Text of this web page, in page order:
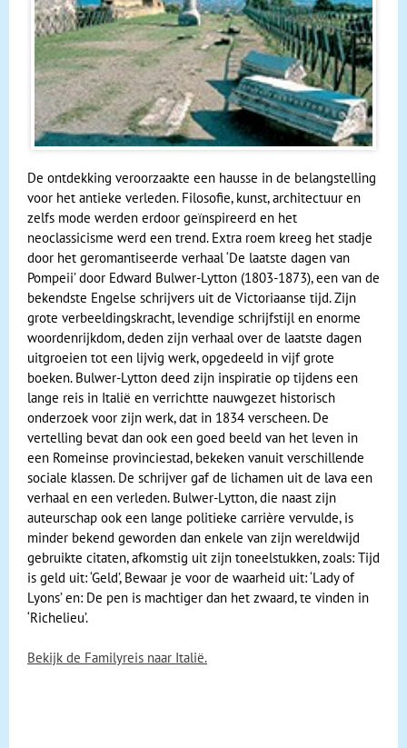
De ontdekking veroorzaakte een hausse in de belangstelling
voor het antieke verleden. Filosofie, kunst, architectuur en
zelfs mode werden erdoor geïnspireerd en het
neoclassicisme werd een trend. Extra roem kreeg het stadje
door het geromantiseerde verhaal ‘De laatste dagen van
Pompeii’ door Edward Bulwer-Lytton (1803-1873), een van de
bekendste Engelse schrijvers uit de Victoriaanse tijd. Zijn
grote verbeeldingskracht, levendige schrijfstijl en enorme
woordenrijkdom, deden zijn verhaal over de laatste dagen
uitgroeien tot een lijvig werk, opgedeeld in vijf grote
boeken. Bulwer-Lytton deed zijn inspiratie op tijdens een
lange reis in Italië en verrichtte nauwgezet historisch
onderzoek voor zijn werk, dat in 1834 verscheen. De
vertelling bevat dan ook een goed beeld van het leven in
een Romeinse provinciestad, bekeken vanuit verschillende
sociale klassen. De schrijver gaf de lichamen uit de lava een
verhaal en een verleden. Bulwer-Lytton, die naast zijn
auteurschap ook een lange politieke carrière vervulde, is
minder bekend geworden dan enkele van zijn wereldwijd
gebruikte citaten, afkomstig uit zijn toneelstukken, zoals: Tijd
is geld uit: ‘Geld’, Bewaar je voor de waarheid uit: ‘Lady of
Lyons’ en: De pen is machtiger dan het zwaard, te vinden in
‘Richelieu’.
Bekijk de Familyreis naar Italië.